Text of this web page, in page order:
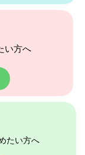
い方へ
たい方へ